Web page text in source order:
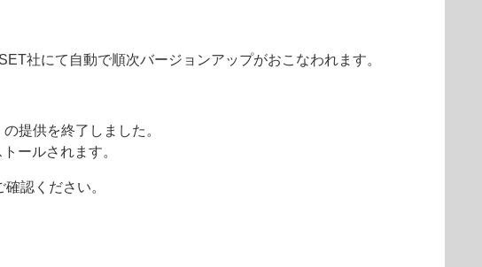
社にて自動で順次バージョンアップがおこなわれます。
提供を終了しました。
ールされます。
認ください。